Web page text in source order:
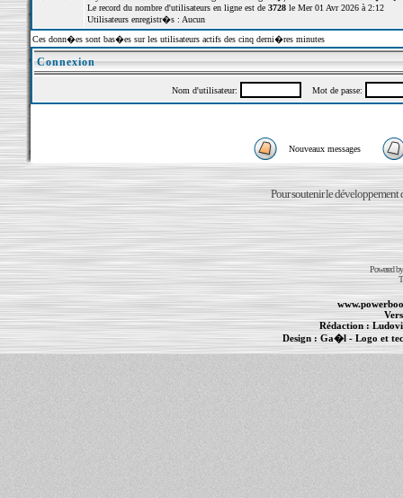
Le record du nombre d'utilisateurs en ligne est de 3728le Mer 01 Avr 2026 à 2:12
Utilisateurs enregistr�s : Aucun
Ces donn�es sont bas�es sur les utilisateurs actifs des cinq derni�res minutes
Connexion
Nom d'utilisateur: Mot de passe:
Nouveaux messages
Pour soutenir le développement
Powered
Rédaction :
Design : Ga�l- Logo et